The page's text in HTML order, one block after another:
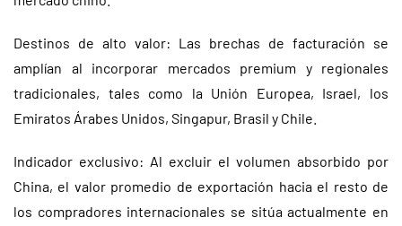
Destinos de alto valor: Las brechas de facturación se
amplían al incorporar mercados premium y regionales
tradicionales, tales como la Unión Europea, Israel, los
Emiratos Árabes Unidos, Singapur, Brasil y Chile.
Indicador exclusivo: Al excluir el volumen absorbido por
China, el valor promedio de exportación hacia el resto de
los compradores internacionales se sitúa actualmente en